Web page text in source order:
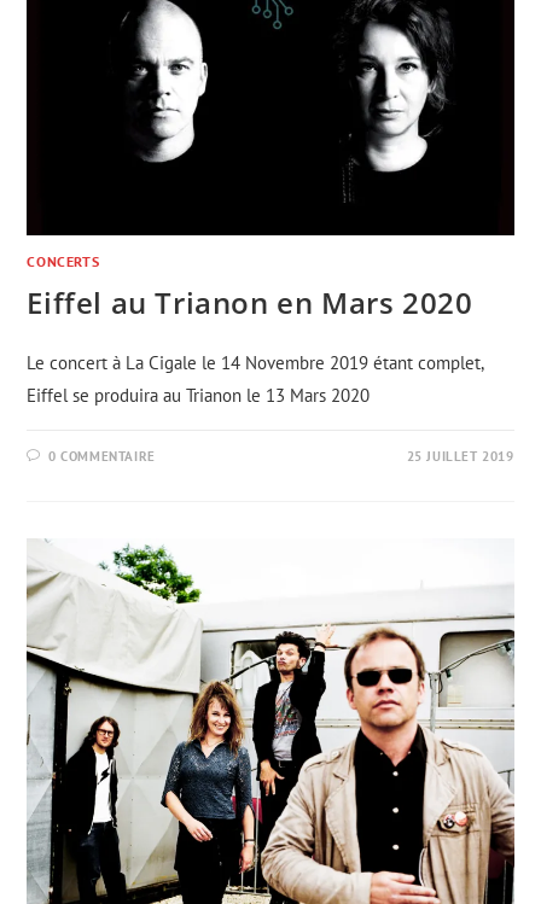
CONCERTS
Eiffel au Trianon en Mars 2020
Le concert à La Cigale le 14 Novembre 2019 étant complet,
Eiffel se produira au Trianon le 13 Mars 2020
0 COMMENTAIRE 25 JUILLET 2019